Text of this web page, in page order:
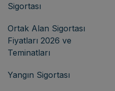
Sigortası
Ortak Alan Sigortası
Fiyatları 2026 ve
Teminatları
Yangın Sigortası